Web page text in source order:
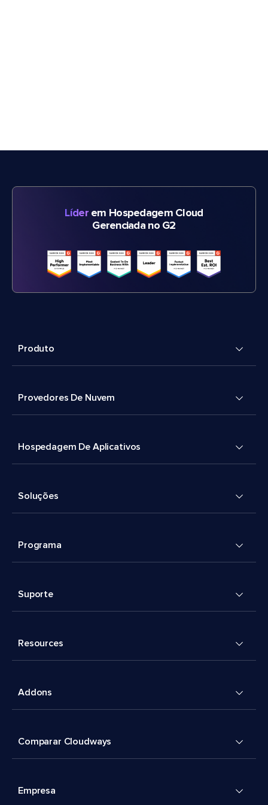
Líderem Hospedagem Cloud
Gerenciada no G2
Produto
Provedores De Nuvem
Hospedagem De Aplicativos
Soluções
Programa
Suporte
Resources
Addons
Comparar Cloudways
Empresa